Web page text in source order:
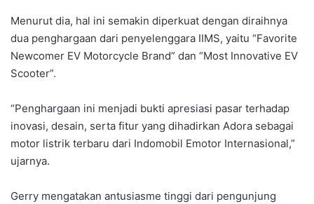
Menurut dia, hal ini semakin diperkuat dengan diraihnya
dua penghargaan dari penyelenggara IIMS, yaitu “Favorite
Newcomer EV Motorcycle Brand” dan “Most Innovative EV
Scooter”.
“Penghargaan ini menjadi bukti apresiasi pasar terhadap
inovasi, desain, serta fitur yang dihadirkan Adora sebagai
motor listrik terbaru dari Indomobil Emotor Internasional,”
ujarnya.
Gerry mengatakan antusiasme tinggi dari pengunjung